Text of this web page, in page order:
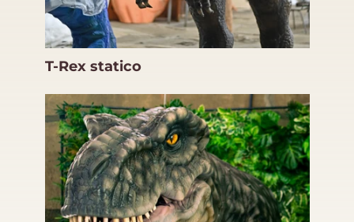
T-Rex statico